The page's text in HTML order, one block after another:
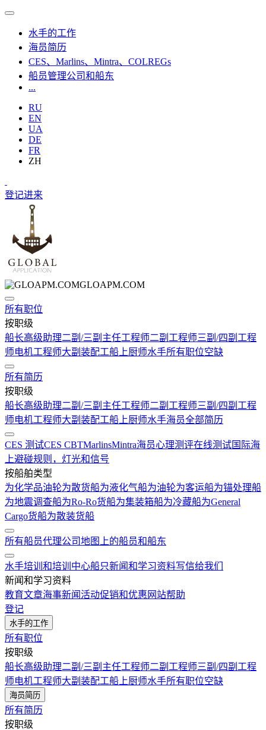
水手的工作
海员简历
CES、Marlins、Mintra、COLREGs
船员管理公司和船东
...
RU
EN
UA
DE
FR
ZH
登记进来
GLOAPM.COM
所有职位
按职级
船长高级助理二副/三副 主任工程师二副工程师三副/四副工程
师电机工程师大副 装配工船上厨师水手所有职位空缺
所有简历
按职级
船长高级助理二副/三副 主任工程师二副工程师三副/四副工程
师电机工程师大副 装配工船上厨师水手海员全部简历
CES 测试CES CBTMarlinsMintra海员心理测评在线测试国际海
上避碰规则，灯光和信号
按船舶类型
为化学品油轮为散货船为液化气船为油轮为客运船为锚处理船
为地震调查船为Ro-Ro货船为集装箱船为冷藏船为General
Cargo货船为散装货船
所有船员代理公司地图上的船员和船东
水手培训和培训中心船只新闻和学习资料写信给我们
新闻和学习资料
教育文章海事新闻活动促销和优惠 网站帮助
登记
水手的工作
所有职位
按职级
船长高级助理二副/三副 主任工程师二副工程师三副/四副工程
师电机工程师大副 装配工船上厨师水手所有职位空缺
海员简历
所有简历
按职级